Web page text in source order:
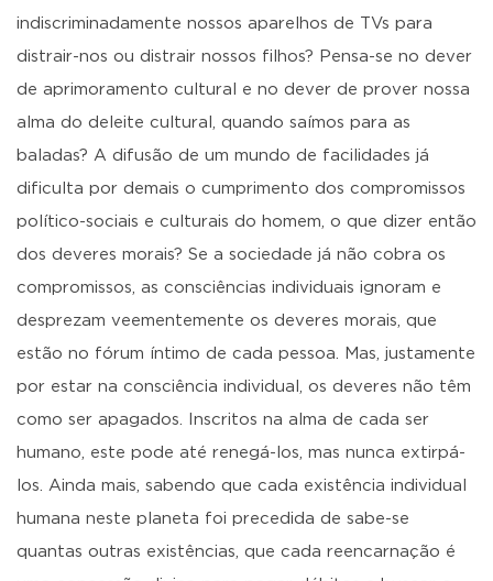
indiscriminadamente nossos aparelhos de TVs para
distrair-nos ou distrair nossos filhos? Pensa-se no dever
de aprimoramento cultural e no dever de prover nossa
alma do deleite cultural, quando saímos para as
baladas? A difusão de um mundo de facilidades já
dificulta por demais o cumprimento dos compromissos
político-sociais e culturais do homem, o que dizer então
dos deveres morais? Se a sociedade já não cobra os
compromissos, as consciências individuais ignoram e
desprezam veementemente os deveres morais, que
estão no fórum íntimo de cada pessoa. Mas, justamente
por estar na consciência individual, os deveres não têm
como ser apagados. Inscritos na alma de cada ser
humano, este pode até renegá-los, mas nunca extirpá-
los. Ainda mais, sabendo que cada existência individual
humana neste planeta foi precedida de sabe-se
quantas outras existências, que cada reencarnação é